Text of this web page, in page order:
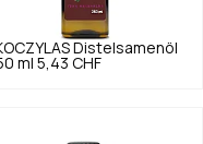
Distelsamenöl
ml 5,43 CHF